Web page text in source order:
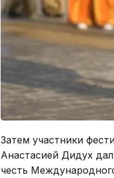
Затем участники
Анастасией Дидух
честь